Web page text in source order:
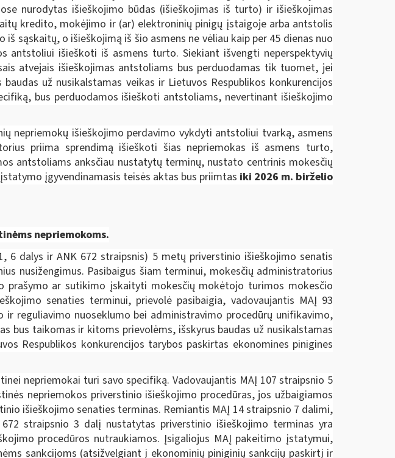
nurodytas išieškojimo būdas (išieškojimas iš turto) ir išieškojimas
kredito, mokėjimo ir (ar) elektroninių pinigų įstaigoje arba antstolis
sąskaitų, o išieškojimą iš šio asmens ne vėliau kaip per 45 dienas nuo
antstoliui išieškoti iš asmens turto. Siekiant išvengti neperspektyvių
atvejais išieškojimas antstoliams bus perduodamas tik tuomet, jei
už nusikalstamas veikas ir Lietuvos Respublikos konkurencijos
bus perduodamos išieškoti antstoliams, nevertinant išieškojimo
nepriemokų išieškojimo perdavimo vykdyti antstoliui tvarką, asmens
priima sprendimą išieškoti šias nepriemokas iš asmens turto,
antstoliams anksčiau nustatytų terminų, nustato centrinis mokesčių
įgyvendinamasis teisės aktas bus priimtas iki 2026 m. birželio
nepriemokoms.
dalys ir ANK 672 straipsnis) 5 metų priverstinio išieškojimo senatis
nusižengimus. Pasibaigus šiam terminui, mokesčių administratorius
ar sutikimo įskaityti mokesčių mokėtojo turimos mokesčio
senaties terminui, prievolė pasibaigia, vadovaujantis MAĮ 93
reguliavimo nuoseklumo bei administravimo procedūrų unifikavimo,
bus taikomas ir kitoms prievolėms, išskyrus baudas už nusikalstamas
Respublikos konkurencijos tarybos paskirtas ekonomines pinigines
nepriemokai turi savo specifiką. Vadovaujantis MAĮ 107 straipsnio 5
nepriemokos priverstinio išieškojimo procedūras, jos užbaigiamos
išieškojimo senaties terminas. Remiantis MAĮ 14 straipsnio 7 dalimi,
straipsnio 3 dalį nustatytas priverstinio išieškojimo terminas yra
procedūros nutraukiamos. Įsigaliojus MAĮ pakeitimo įstatymui,
sankcijoms (atsižvelgiant į ekonominių piniginių sankcijų paskirtį ir